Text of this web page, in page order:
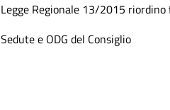
Legge Regionale 13/2015 riordino
Sedute e ODG del Consiglio